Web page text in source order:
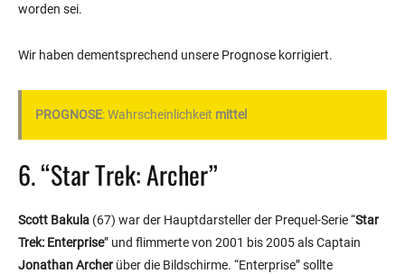
worden sei.
Wir haben dementsprechend unsere Prognose korrigiert.
PROGNOSE: Wahrscheinlichkeit mittel
6. “Star Trek: Archer”
Scott Bakula (67) war der Hauptdarsteller der Prequel-Serie “Star
Trek: Enterprise” und flimmerte von 2001 bis 2005 als Captain
Jonathan Archer über die Bildschirme. “Enterprise” sollte